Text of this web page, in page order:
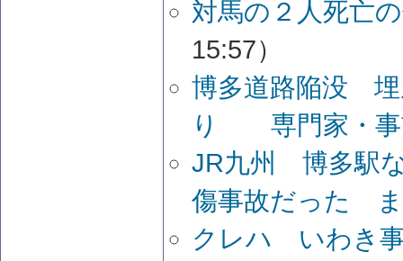
対馬の２人死亡
15:57）
博多道路陥没 埋
り 専門家・事
JR九州 博多駅
傷事故だった
クレハ いわき